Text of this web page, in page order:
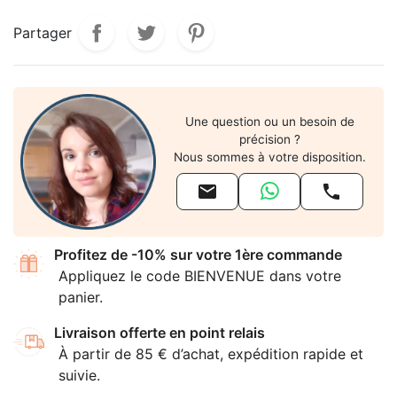
Partager
Une question ou un besoin de
précision ?
Nous sommes à votre disposition.
 
Profitez de -10% sur votre 1ère commande
Appliquez le code BIENVENUE dans votre
panier.
Livraison offerte en point relais
À partir de 85 € d’achat, expédition rapide et
suivie.